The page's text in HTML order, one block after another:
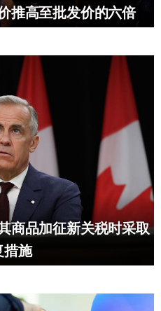
推高至批发价的六倍
商品加征新关税时采取
措施